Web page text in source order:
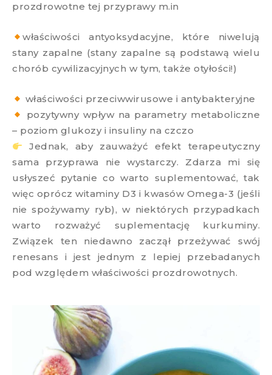
prozdrowotne tej przyprawy m.in
właściwości antyoksydacyjne, które niwelują
stany zapalne (stany zapalne są podstawą wielu
chorób cywilizacyjnych w tym, także otyłości!)
właściwości przeciwwirusowe i antybakteryjne
pozytywny wpływ na parametry metaboliczne
– poziom glukozy i insuliny na czczo
Jednak, aby zauważyć efekt terapeutyczny
sama przyprawa nie wystarczy. Zdarza mi się
usłyszeć pytanie co warto suplementować, tak
więc oprócz witaminy D3 i kwasów Omega-3 (jeśli
nie spożywamy ryb), w niektórych przypadkach
warto rozważyć suplementację kurkuminy.
Związek ten niedawno zaczął przeżywać swój
renesans i jest jednym z lepiej przebadanych
pod względem właściwości prozdrowotnych.